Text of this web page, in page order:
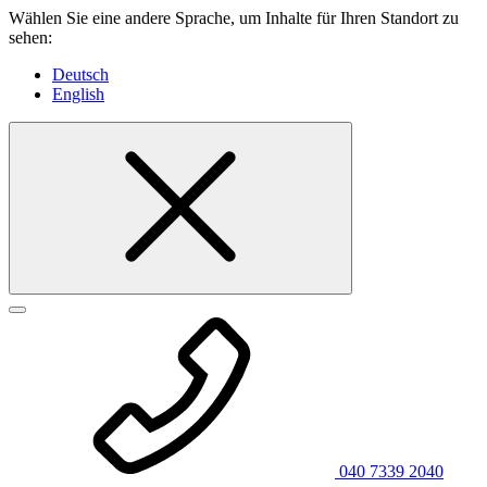
Wählen Sie eine andere Sprache, um Inhalte für Ihren Standort zu
sehen:
Deutsch
English
040 7339 2040